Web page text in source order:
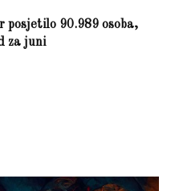
90.989 osoba,
za juni